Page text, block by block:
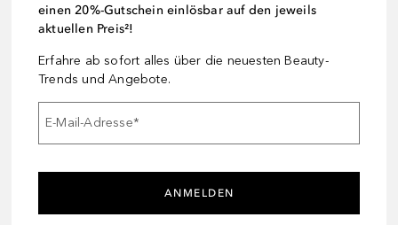
einen 20%-Gutschein einlösbar auf den jeweils
aktuellen Preis²!
Erfahre ab sofort alles über die neuesten Beauty-
Trends und Angebote.
E-Mail-Adresse*
ANMELDEN